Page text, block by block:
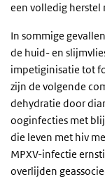
een volledig herstel
In sommige
de huid- en
impetiginisatie tot
zijn de volgende
dehydratie door
ooginfecties met
die leven met hiv
MPXV-infectie
overlijden